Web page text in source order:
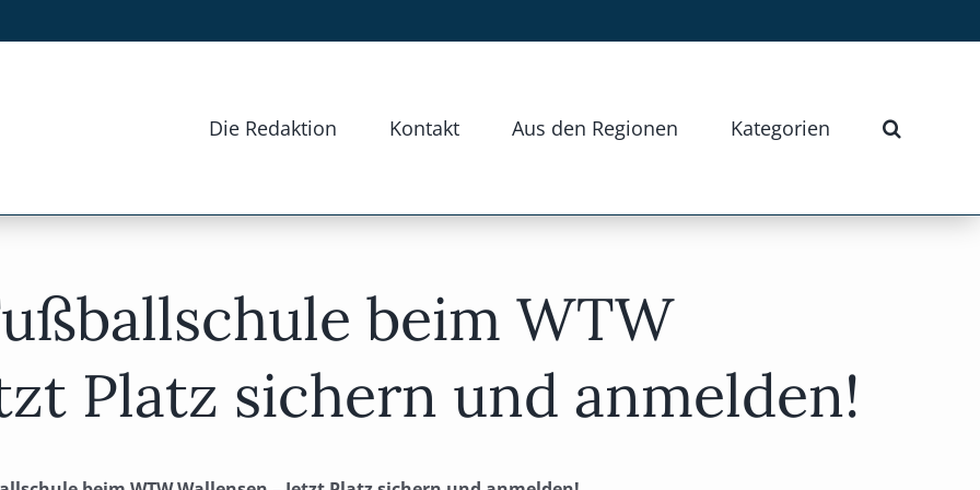
Die Redaktion Kontakt Aus den Regionen Kategorien
beim WTW
Platz sichern und anmelden!